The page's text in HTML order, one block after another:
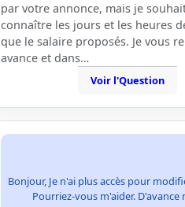
par votre annonce, mais je
connaître les jours et les heures
que le salaire proposés. Je vous
avance et dans…
Voir l'Question
Bonjour, Je n'ai plus accès pour
Pourriez-vous m'aider. D'avance